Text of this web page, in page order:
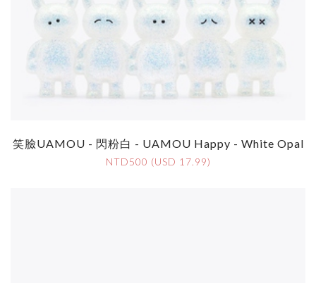
笑臉UAMOU - 閃粉白 - UAMOU Happy - White Opal
NTD500 (USD 17.99)